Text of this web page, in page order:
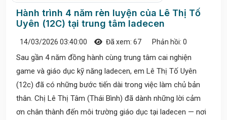
Hành trình 4 năm rèn luyện của Lê Thị Tố
Uyên (12C) tại trung tâm ladecen
14/03/2026 03:40:00 Đã xem: 67 Phản hồi: 0
Sau gần 4 năm đồng hành cùng trung tâm cai nghiện
game và giáo dục kỹ năng ladecen, em Lê Thị Tố Uyên
(12c) đã có những bước tiến dài trong việc làm chủ bản
thân. Chị Lê Thị Tâm (Thái Bình) đã dành những lời cảm
ơn chân thành đến môi trường giáo dục tại ladecen — nơi